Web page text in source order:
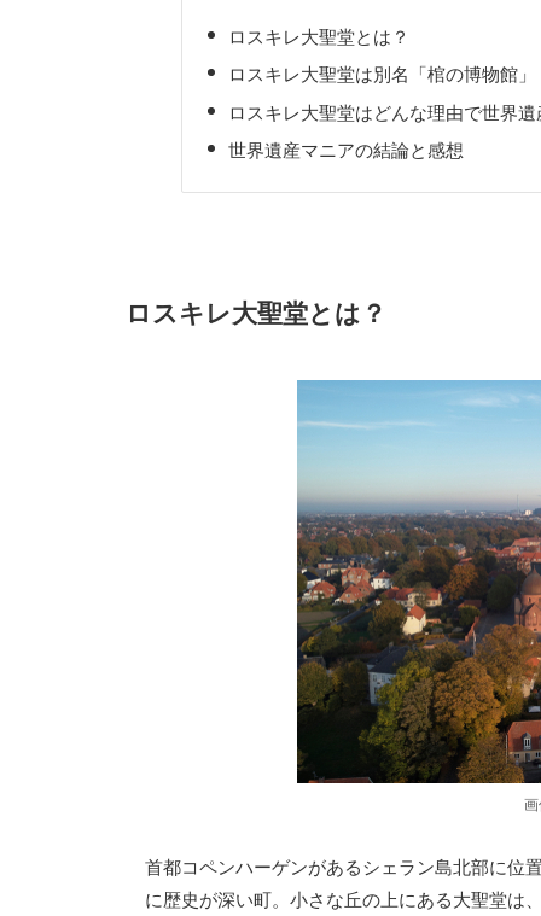
ロスキレ大聖堂とは？
ロスキレ大聖堂は別名「棺の博物館」
ロスキレ大聖堂はどんな理由で世界
世界遺産マニアの結論と感想
ロスキレ大聖堂とは？
首都コペンハーゲンがあるシェラン島北部に位
に歴史が深い町。小さな丘の上にある大聖堂は